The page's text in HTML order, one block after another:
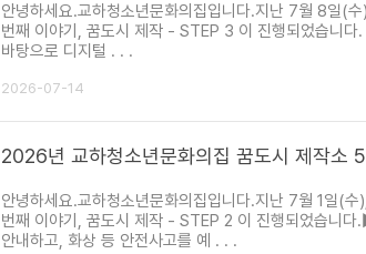
안녕하세요.교하청소년문화의집입니다.지난 7월 8일(
번째 이야기, 꿈도시 제작 - STEP 3 이 진행되었습니
바탕으로 디지털 . . .
2026-07-14
2026년 교하청소년문화의집 꿈도시 제작소
안녕하세요.교하청소년문화의집입니다.지난 7월 1일(수
번째 이야기, 꿈도시 제작 - STEP 2 이 진행되었습니
안내하고, 화상 등 안전사고를 예 . . .